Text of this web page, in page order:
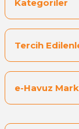
Kategoriler
Tercih
e-Havuz